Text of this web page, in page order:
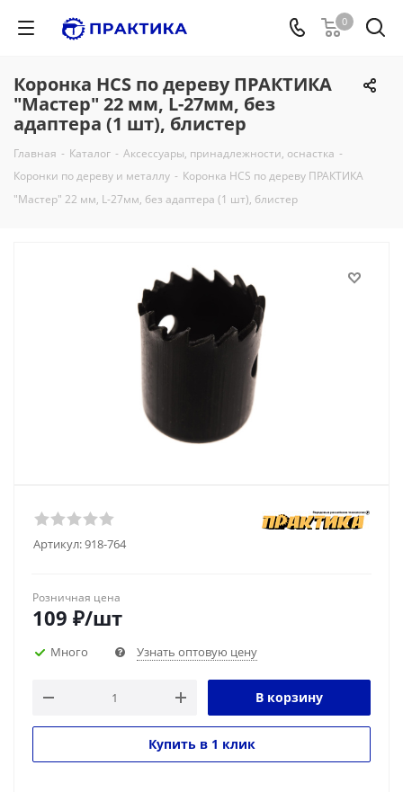
0
Коронка HCS по дереву ПРАКТИКА
"Мастер" 22 мм, L-27мм, без
адаптера (1 шт), блистер
Главная - Каталог - Аксессуары, принадлежности, оснастка -
Коронки по дереву и металлу - Коронка HCS по дереву ПРАКТИКА
"Мастер" 22 мм, L-27мм, без адаптера (1 шт), блистер
Артикул:918-764
Розничная цена
109 ₽/шт
Много Узнать оптовую цену
В корзину
Купить в 1 клик